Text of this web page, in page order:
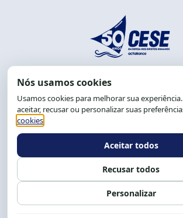
End.: R. da Graça, 150. Graça
CEP: 40.150-055
Salvador-BA, Brasil.
Tel.: (71) 2104-5457, Cel.: (71) 9 9239-
Expediente: 8h às 12h e 13 às
Siga nossas redes